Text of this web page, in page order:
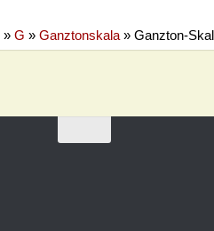
» G » Ganztonskala » Ganzton-